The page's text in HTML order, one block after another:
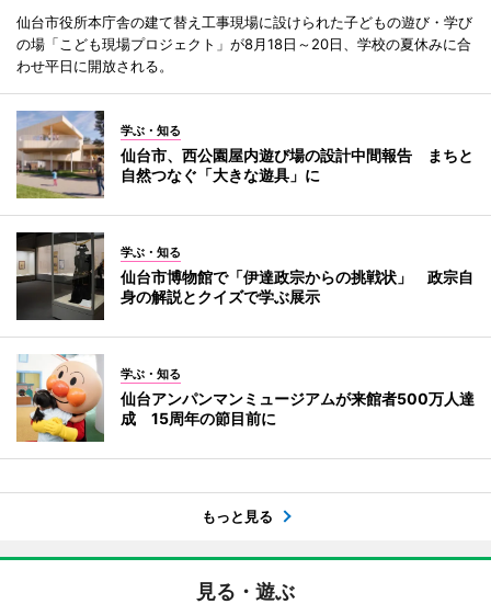
仙台市役所本庁舎の建て替え工事現場に設けられた子どもの遊び・学び
の場「こども現場プロジェクト」が8月18日～20日、学校の夏休みに合
わせ平日に開放される。
学ぶ・知る
仙台市、西公園屋内遊び場の設計中間報告 まちと
自然つなぐ「大きな遊具」に
学ぶ・知る
仙台市博物館で「伊達政宗からの挑戦状」 政宗自
身の解説とクイズで学ぶ展示
学ぶ・知る
仙台アンパンマンミュージアムが来館者500万人達
成 15周年の節目前に
もっと見る
見る・遊ぶ